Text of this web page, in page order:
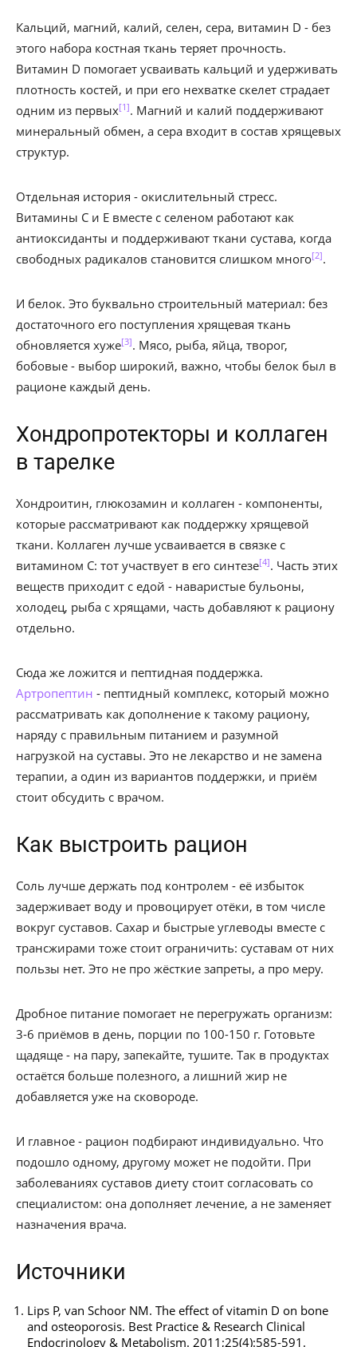
Кальций, магний, калий, селен, сера, витамин D - без
этого набора костная ткань теряет прочность.
Витамин D помогает усваивать кальций и удерживать
плотность костей, и при его нехватке скелет страдает
одним из первых[1]. Магний и калий поддерживают
минеральный обмен, а сера входит в состав хрящевых
структур.
Отдельная история - окислительный стресс.
Витамины C и E вместе с селеном работают как
антиоксиданты и поддерживают ткани сустава, когда
свободных радикалов становится слишком много[2].
И белок. Это буквально строительный материал: без
достаточного его поступления хрящевая ткань
обновляется хуже[3]. Мясо, рыба, яйца, творог,
бобовые - выбор широкий, важно, чтобы белок был в
рационе каждый день.
Хондропротекторы и коллаген
в тарелке
Хондроитин, глюкозамин и коллаген - компоненты,
которые рассматривают как поддержку хрящевой
ткани. Коллаген лучше усваивается в связке с
витамином C: тот участвует в его синтезе[4]. Часть этих
веществ приходит с едой - наваристые бульоны,
холодец, рыба с хрящами, часть добавляют к рациону
отдельно.
Сюда же ложится и пептидная поддержка.
Артропептин - пептидный комплекс, который можно
рассматривать как дополнение к такому рациону,
наряду с правильным питанием и разумной
нагрузкой на суставы. Это не лекарство и не замена
терапии, а один из вариантов поддержки, и приём
стоит обсудить с врачом.
Как выстроить рацион
Соль лучше держать под контролем - её избыток
задерживает воду и провоцирует отёки, в том числе
вокруг суставов. Сахар и быстрые углеводы вместе с
трансжирами тоже стоит ограничить: суставам от них
пользы нет. Это не про жёсткие запреты, а про меру.
Дробное питание помогает не перегружать организм:
3-6 приёмов в день, порции по 100-150 г. Готовьте
щадяще - на пару, запекайте, тушите. Так в продуктах
остаётся больше полезного, а лишний жир не
добавляется уже на сковороде.
И главное - рацион подбирают индивидуально. Что
подошло одному, другому может не подойти. При
заболеваниях суставов диету стоит согласовать со
специалистом: она дополняет лечение, а не заменяет
назначения врача.
Источники
Lips P, van Schoor NM. The effect of vitamin D on bone
and osteoporosis. Best Practice & Research Clinical
Endocrinology & Metabolism. 2011;25(4):585-591.